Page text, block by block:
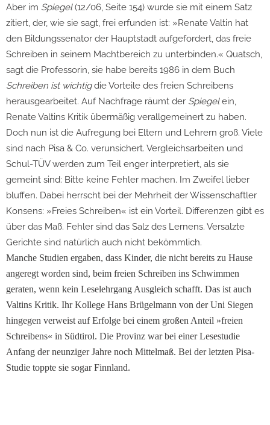
Aber im Spiegel(12/06, Seite 154) wurde sie mit einem Satz
zitiert, der, wie sie sagt, frei erfunden ist: »Renate Valtin hat
den Bildungssenator der Hauptstadt aufgefordert, das freie
Schreiben in seinem Machtbereich zu unterbinden.« Quatsch,
sagt die Professorin, sie habe bereits 1986 in dem Buch
Schreiben ist wichtigdie Vorteile des freien Schreibens
herausgearbeitet. Auf Nachfrage räumt der Spiegelein,
Renate Valtins Kritik übermäßig verallgemeinert zu haben.
Doch nun ist die Aufregung bei Eltern und Lehrern groß. Viele
sind nach Pisa & Co. verunsichert. Vergleichsarbeiten und
Schul-TÜV werden zum Teil enger interpretiert, als sie
gemeint sind: Bitte keine Fehler machen. Im Zweifel lieber
bluffen. Dabei herrscht bei der Mehrheit der Wissenschaftler
Konsens: »Freies Schreiben« ist ein Vorteil. Differenzen gibt es
über das Maß. Fehler sind das Salz des Lernens. Versalzte
Gerichte sind natürlich auch nicht bekömmlich.
Manche Studien ergaben, dass Kinder, die nicht bereits zu Hause
angeregt worden sind, beim freien Schreiben ins Schwimmen
geraten, wenn kein Leselehrgang Ausgleich schafft. Das ist auch
Valtins Kritik. Ihr Kollege Hans Brügelmann von der Uni Siegen
hingegen verweist auf Erfolge bei einem großen Anteil »freien
Schreibens« in Südtirol. Die Provinz war bei einer Lesestudie
Anfang der neunziger Jahre noch Mittelmaß. Bei der letzten Pisa-
Studie toppte sie sogar Finnland.